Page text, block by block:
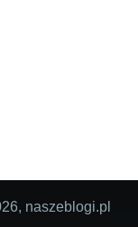
naszeblogi.pl